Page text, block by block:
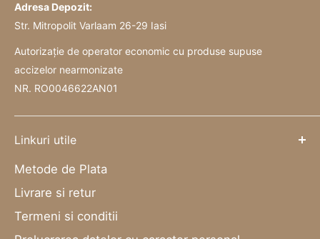
Adresa Depozit:
Str. Mitropolit Varlaam 26-29 Iasi
Autorizație de operator economic cu produse supuse
accizelor nearmonizate
NR. RO0046622AN01
Linkuri utile
Metode de Plata
Livrare si retur
Termeni si conditii